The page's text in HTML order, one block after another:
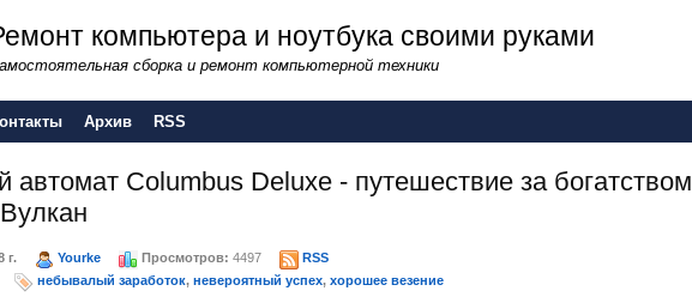
компьютера и ноутбука своими руками
сборка и ремонт компьютерной техники
Архив RSS
автомат Columbus Deluxe - путешествие за богатством
г. Yourke Просмотров: 4497
RSS
небывалый заработок, невероятный успех, хорошее везение